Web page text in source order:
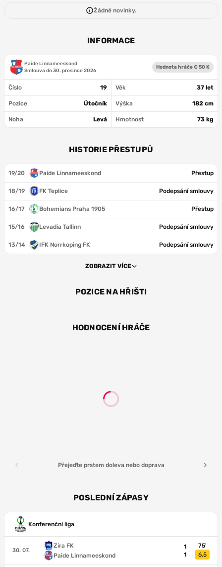
Žádné novinky.
INFORMACE
Paide Linnameeskond
Smlouva do30. prosince 2026
Hodnota hráče € 50 K
Číslo 19 Věk 37 let
Pozice Útočník Výška 182 cm
Noha Levá Hmotnost 73 kg
HISTORIE PŘESTUPŮ
19/20 Paide Linnameeskond Přestup
18/19 FK Teplice Podepsání smlouvy
16/17 Bohemians Praha 1905 Přestup
15/16 Levadia Tallinn Podepsání smlouvy
13/14 IFK Norrkoping FK Podepsání smlouvy
ZOBRAZIT VÍCE
POZICE NA HŘIŠTI
HODNOCENÍ HRÁČE
Přejeďte prstem doleva nebo doprava
POSLEDNÍ ZÁPASY
Konferenční liga
30. 07.
Zira FK
Paide Linnameeskond
1
1
75'
6.5